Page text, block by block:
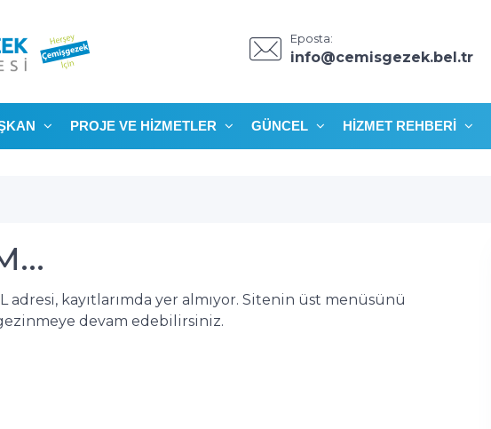
Eposta:
info@cemisgezek.bel.tr
PROJE VE HIZMETLER GÜNCEL HIZMET REHBERI
kayıtlarımda yer almıyor. Sitenin üst menüsünü
devam edebilirsiniz.